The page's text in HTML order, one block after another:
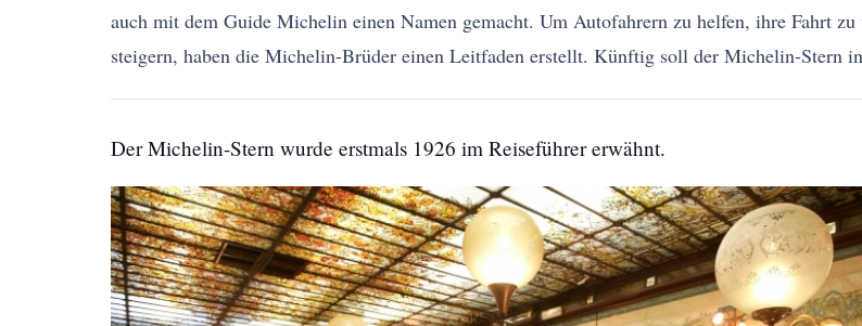
auch mit dem Guide Michelin einen Namen gemacht. Um Autofahrern zu helfen, ihre Fahrt
steigern, haben die Michelin-Brüder einen Leitfaden erstellt. Künftig soll der Michelin-Stern
Der Michelin-Stern wurde erstmals 1926 im Reiseführer erwähnt.